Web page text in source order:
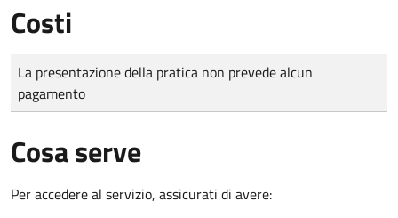
Costi
Tipo di pagamento
Importo
La presentazione della pratica non prevede alcun
pagamento
Cosa serve
Per accedere al servizio, assicurati di avere: